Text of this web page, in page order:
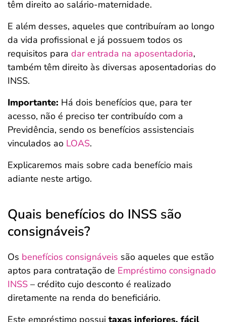
têm direito ao salário-maternidade.
E além desses, aqueles que contribuíram ao longo
da vida profissional e já possuem todos os
requisitos para dar entrada na aposentadoria,
também têm direito às diversas aposentadorias do
INSS.
Importante: Há dois benefícios que, para ter
acesso, não é preciso ter contribuído com a
Previdência, sendo os benefícios assistenciais
vinculados ao LOAS.
Explicaremos mais sobre cada benefício mais
adiante neste artigo.
Quais benefícios do INSS são
consignáveis?
Os benefícios consignáveis são aqueles que estão
aptos para contratação de Empréstimo consignado
INSS – crédito cujo desconto é realizado
diretamente na renda do beneficiário.
Este empréstimo possui taxas inferiores, fácil